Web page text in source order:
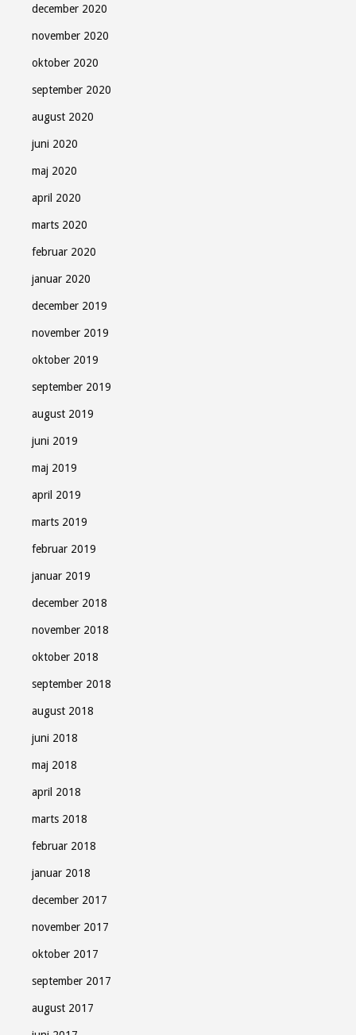
december 2020
november 2020
oktober 2020
september 2020
august 2020
juni 2020
maj 2020
april 2020
marts 2020
februar 2020
januar 2020
december 2019
november 2019
oktober 2019
september 2019
august 2019
juni 2019
maj 2019
april 2019
marts 2019
februar 2019
januar 2019
december 2018
november 2018
oktober 2018
september 2018
august 2018
juni 2018
maj 2018
april 2018
marts 2018
februar 2018
januar 2018
december 2017
november 2017
oktober 2017
september 2017
august 2017